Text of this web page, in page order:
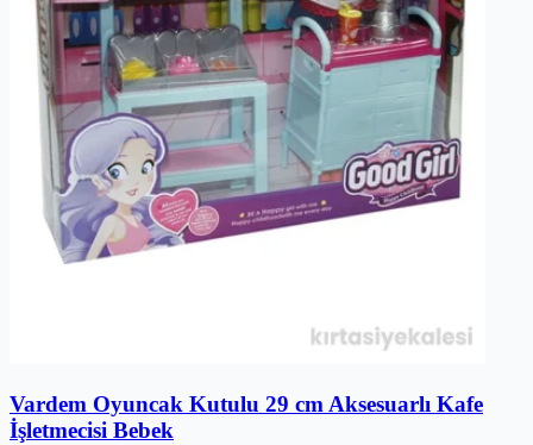
Vardem Oyuncak Kutulu 29 cm Aksesuarlı Kafe
İşletmecisi Bebek